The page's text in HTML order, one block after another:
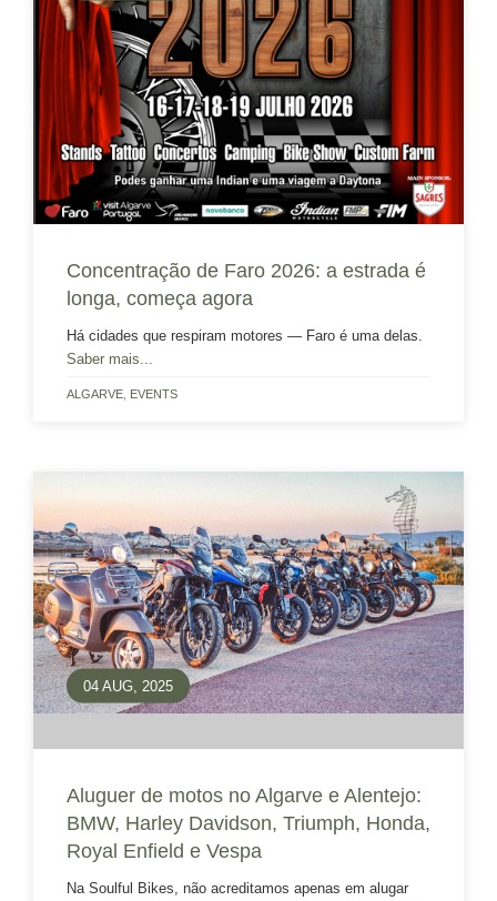
Concentração de Faro 2026: a estrada é
longa, começa agora
Há cidades que respiram motores — Faro é uma delas.
Saber mais...
ALGARVE EVENTS
04 AUG, 2025
Aluguer de motos no Algarve e Alentejo:
BMW, Harley Davidson, Triumph, Honda,
Royal Enfield e Vespa
Na Soulful Bikes, não acreditamos apenas em alugar